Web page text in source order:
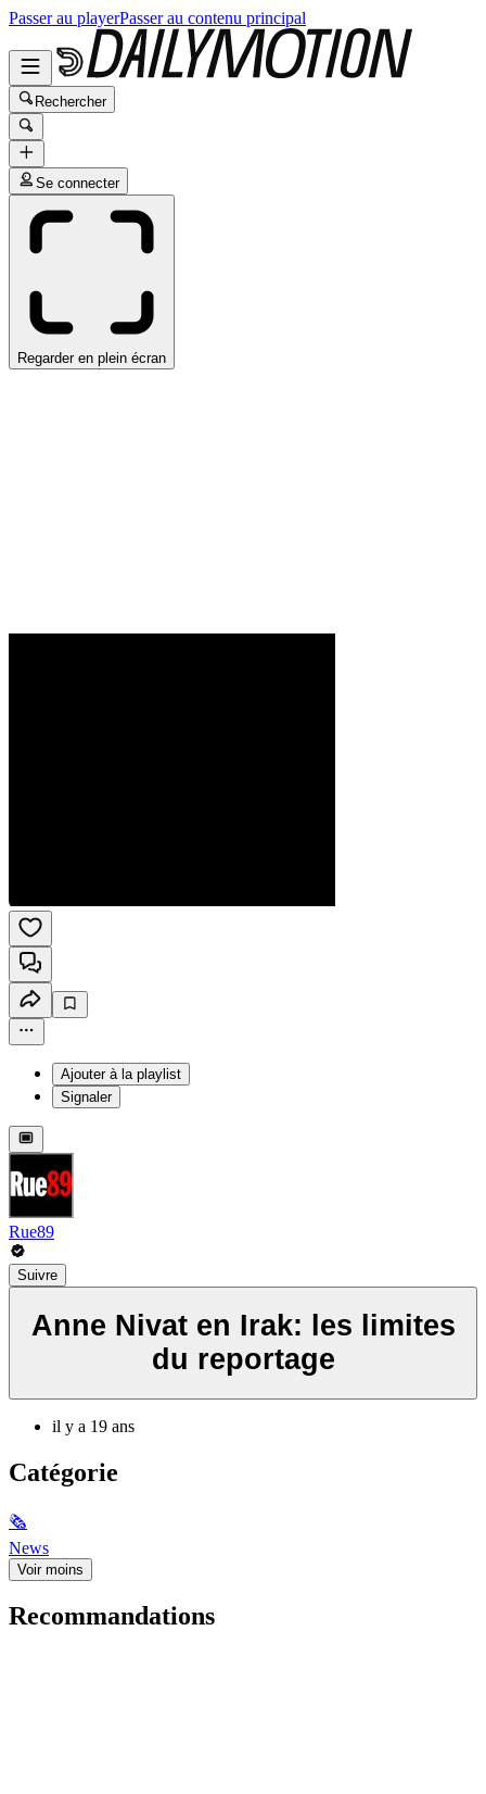
Passer au playerPasser au contenu principal
Rechercher
Se connecter
Regarder en plein écran
Ajouter à la playlist
Signaler
Rue89
Suivre
Anne Nivat en Irak: les limites
du reportage
il y a 19 ans
Catégorie
🗞
News
Voir moins
Recommandations